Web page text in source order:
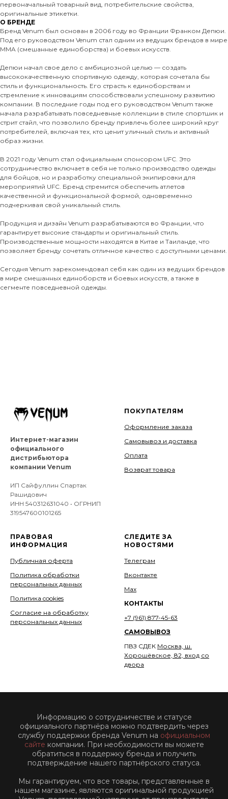
первоначальный товарный вид, потребительские свойства,
оригинальные этикетки.
О БРЕНДЕ
Бренд Venum был основан в 2006 году во Франции Франком Депюи.
Под его руководством Venum стал одним из ведущих брендов в мире
MMA (смешанные единоборства) и боевых искусств.
Депюи начал свое дело с амбициозной целью — создать
высококачественную спортивную одежду, которая сочетала бы
стиль и функциональность. Его страсть к единоборствам и
стремление к инновациям способствовали успешному развитию
компании. В последние годы под его руководством Venum также
начала разрабатывать повседневные коллекции в стиле спортшик и
стрит стайл, что позволило бренду привлечь более широкий круг
потребителей, включая тех, кто ценит уличный стиль и активный
образ жизни.
В 2021 году Venum стал официальным спонсором UFC. Это
сотрудничество включает в себя не только производство одежды
для бойцов, но и разработку специальной экипировки для
мероприятий UFC. Бренд стремится обеспечить атлетов
качественной и функциональной формой, одновременно
подчеркивая свой уникальный стиль.
Продукция и дизайн Venum разрабатываются во Франции, что
гарантирует высокие стандарты и оригинальный стиль.
Производственные мощности находятся в Китае и Таиланде, что
позволяет бренду сочетать отличное качество с доступными ценами.
Сегодня Venum зарекомендовал себя как один из ведущих брендов
в мире смешанных единоборств и боевых искусств, а также в
сегменте повседневной одежды.
Интернет-магазин
официального
дистрибьютора
компании Venum
ИП Сайфуллин Спартак
Рашидович
ИНН 540312631040 • ОГРНИП
319547600101265
ПОКУПАТЕЛЯМ
Оформление заказа
Самовывоз и доставка
Оплата
Возврат товара
ПРАВОВАЯ
ИНФОРМАЦИЯ
Публичная оферта
Политика обработки
персональных данных
Политика cookies
Согласие на обработку
персональных данных
СЛЕДИТЕ ЗА
НОВОСТЯМИ
Телеграм
Вконтакте
Мах
КОНТАКТЫ
+7 (961) 877-45-63
САМОВЫВОЗ
ПВЗ СДЕК Москва, ш.
Хорошёвское, 82, вход со
двора
Информацию о сотрудничестве и статусе
официального партнёра можно подтвердить через
службу поддержки бренда Venum на официальном
сайте компании. При необходимости вы можете
обратиться в поддержку бренда и получить
подтверждение нашего партнёрского статуса.
Мы гарантируем, что все товары, представленные в
нашем магазине, являются оригинальной продукцией